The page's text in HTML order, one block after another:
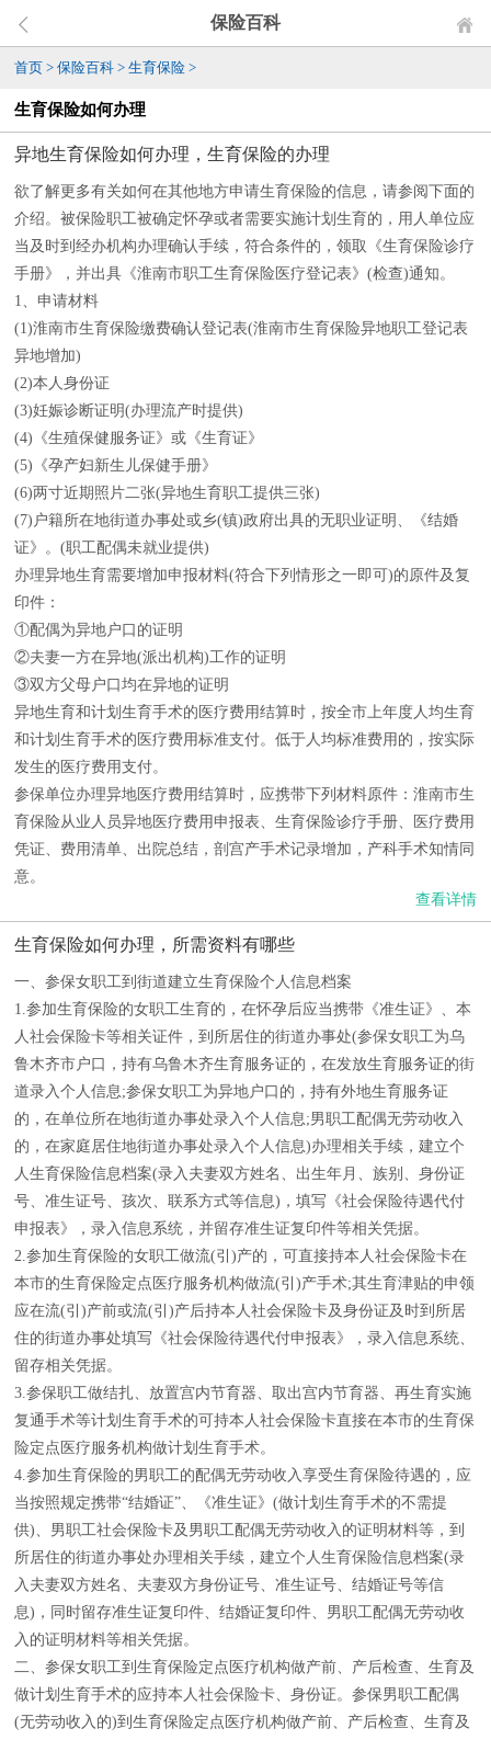
保险百科
首页 > 保险百科 > 生育保险 >
生育保险如何办理
异地生育保险如何办理，生育保险的办理
欲了解更多有关如何在其他地方申请生育保险的信息，请参阅下面的
介绍。被保险职工被确定怀孕或者需要实施计划生育的，用人单位应
当及时到经办机构办理确认手续，符合条件的，领取《生育保险诊疗
手册》，并出具《淮南市职工生育保险医疗登记表》(检查)通知。
1、申请材料
(1)淮南市生育保险缴费确认登记表(淮南市生育保险异地职工登记表
异地增加)
(2)本人身份证
(3)妊娠诊断证明(办理流产时提供)
(4)《生殖保健服务证》或《生育证》
(5)《孕产妇新生儿保健手册》
(6)两寸近期照片二张(异地生育职工提供三张)
(7)户籍所在地街道办事处或乡(镇)政府出具的无职业证明、《结婚
证》。(职工配偶未就业提供)
办理异地生育需要增加申报材料(符合下列情形之一即可)的原件及复
印件：
①配偶为异地户口的证明
②夫妻一方在异地(派出机构)工作的证明
③双方父母户口均在异地的证明
异地生育和计划生育手术的医疗费用结算时，按全市上年度人均生育
和计划生育手术的医疗费用标准支付。低于人均标准费用的，按实际
发生的医疗费用支付。
参保单位办理异地医疗费用结算时，应携带下列材料原件：淮南市生
育保险从业人员异地医疗费用申报表、生育保险诊疗手册、医疗费用
凭证、费用清单、出院总结，剖宫产手术记录增加，产科手术知情同
意。
查看详情
生育保险如何办理，所需资料有哪些
一、参保女职工到街道建立生育保险个人信息档案
1.参加生育保险的女职工生育的，在怀孕后应当携带《准生证》、本
人社会保险卡等相关证件，到所居住的街道办事处(参保女职工为乌
鲁木齐市户口，持有乌鲁木齐生育服务证的，在发放生育服务证的街
道录入个人信息;参保女职工为异地户口的，持有外地生育服务证
的，在单位所在地街道办事处录入个人信息;男职工配偶无劳动收入
的，在家庭居住地街道办事处录入个人信息)办理相关手续，建立个
人生育保险信息档案(录入夫妻双方姓名、出生年月、族别、身份证
号、准生证号、孩次、联系方式等信息)，填写《社会保险待遇代付
申报表》，录入信息系统，并留存准生证复印件等相关凭据。
2.参加生育保险的女职工做流(引)产的，可直接持本人社会保险卡在
本市的生育保险定点医疗服务机构做流(引)产手术;其生育津贴的申领
应在流(引)产前或流(引)产后持本人社会保险卡及身份证及时到所居
住的街道办事处填写《社会保险待遇代付申报表》，录入信息系统、
留存相关凭据。
3.参保职工做结扎、放置宫内节育器、取出宫内节育器、再生育实施
复通手术等计划生育手术的可持本人社会保险卡直接在本市的生育保
险定点医疗服务机构做计划生育手术。
4.参加生育保险的男职工的配偶无劳动收入享受生育保险待遇的，应
当按照规定携带“结婚证”、《准生证》(做计划生育手术的不需提
供)、男职工社会保险卡及男职工配偶无劳动收入的证明材料等，到
所居住的街道办事处办理相关手续，建立个人生育保险信息档案(录
入夫妻双方姓名、夫妻双方身份证号、准生证号、结婚证号等信
息)，同时留存准生证复印件、结婚证复印件、男职工配偶无劳动收
入的证明材料等相关凭据。
二、参保女职工到生育保险定点医疗机构做产前、产后检查、生育及
做计划生育手术的应持本人社会保险卡、身份证。参保男职工配偶
(无劳动收入的)到生育保险定点医疗机构做产前、产后检查、生育及